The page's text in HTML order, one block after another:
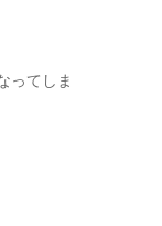
ってしま